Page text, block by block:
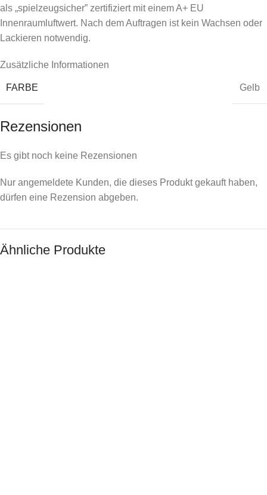
als „spielzeugsicher” zertifiziert mit einem A+ EU
Innenraumluftwert. Nach dem Auftragen ist kein Wachsen oder
Lackieren notwendig.
Zusätzliche Informationen
FARBE Gelb
Rezensionen
Es gibt noch keine Rezensionen
Nur angemeldete Kunden, die dieses Produkt gekauft haben,
dürfen eine Rezension abgeben.
Ähnliche Produkte